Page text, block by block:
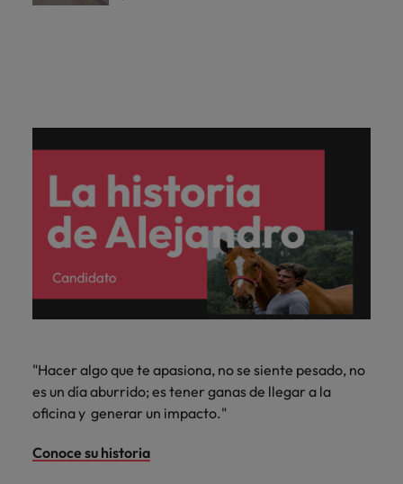
"Hacer algo que te apasiona, no se siente pesado, no
es un día aburrido; es tener ganas de llegar a la
oficina y generar un impacto."
Conoce su historia